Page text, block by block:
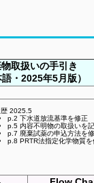
取扱いの手引き
語・2025年5月版）
歴 2025.5
p.2 下水道放流基準を修正
p.5 内容不明物の取扱いを
p.7 廃棄試薬の申込方法を
p.8 PRTR法指定化学物質を